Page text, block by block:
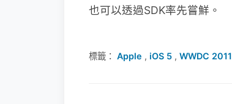
也可以透過SDK率先嘗鮮。
標籤： Apple , iOS 5 , WWDC 2011